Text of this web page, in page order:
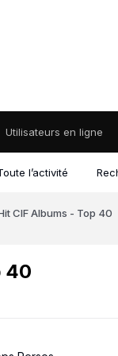
l’activité
Utilisateurs en ligne
CIF Albums - Top 40
40